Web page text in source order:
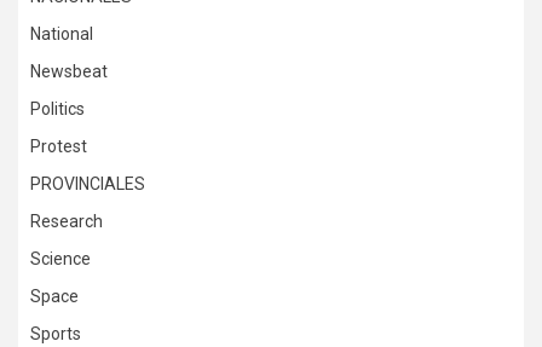
National
Newsbeat
Politics
Protest
PROVINCIALES
Research
Science
Space
Sports